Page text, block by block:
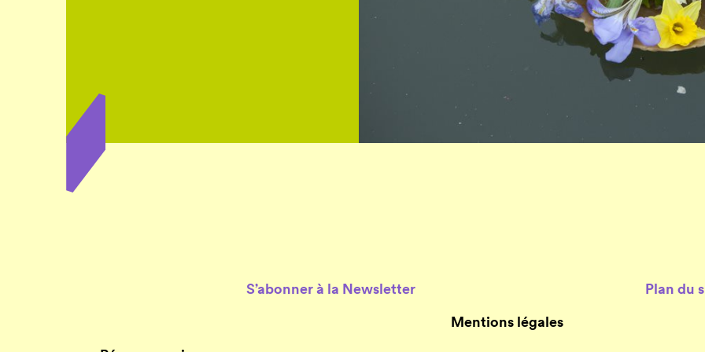
S’abonner à la Newsletter
Mentions légales
Plan du